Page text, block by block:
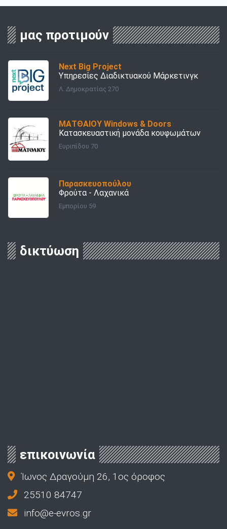
μας προτιμούν
Next Big Project
Υπηρεσίες Διαδικτυακού Μάρκετινγκ
Λ. Δημοκρατίας 270
ΜΑΤΘΑΙΟΥ Windows & Doors
Κατασκευαστική μονάδα κουφωμάτων
Ευριπίδου 70
Παρασκευοπούλου
Φρούτα - Λαχανικά
Εμπορίου 59
δικτύωση
επικοινωνία
Ίωνος Δραγούμη 26, 1ος όροφος
25510 84747
info@e-evros.gr